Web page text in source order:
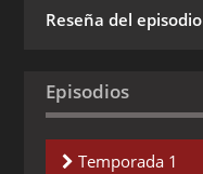
Reseña del episodio
Episodios
Temporada 1